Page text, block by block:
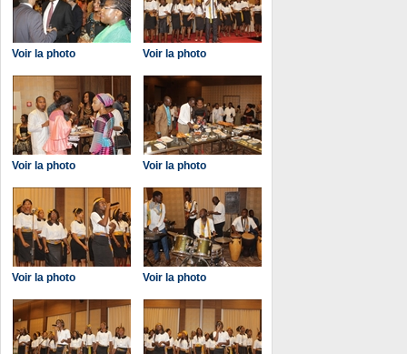
Voir la photo Voir la photo
Voir la photo Voir la photo
Voir la photo Voir la photo